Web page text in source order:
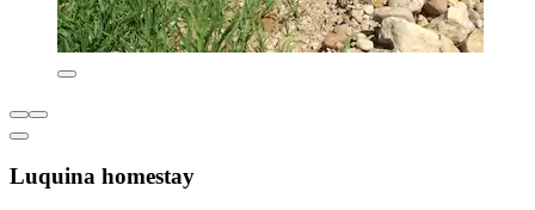
Luquina homestay